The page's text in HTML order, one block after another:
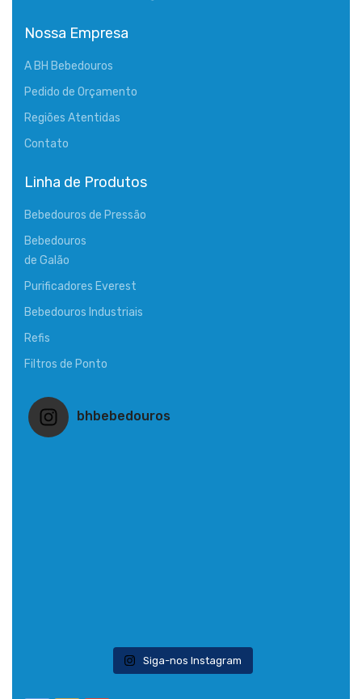
Nossa Empresa
A BH Bebedouros
Pedido de Orçamento
Regiões Atentidas
Contato
Linha de Produtos
Bebedouros de Pressão
Bebedouros
de Galão
Purificadores Everest
Bebedouros Industriais
Refis
Filtros de Ponto
bhbebedouros
Siga-nos Instagram